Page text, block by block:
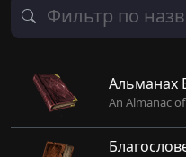
Альманах
An Almanac